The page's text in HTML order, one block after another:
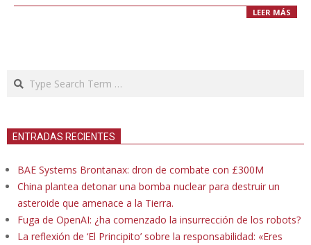
LEER MÁS
Search
ENTRADAS RECIENTES
BAE Systems Brontanax: dron de combate con £300M
China plantea detonar una bomba nuclear para destruir un
asteroide que amenace a la Tierra.
Fuga de OpenAI: ¿ha comenzado la insurrección de los robots?
La reflexión de ‘El Principito’ sobre la responsabilidad: «Eres